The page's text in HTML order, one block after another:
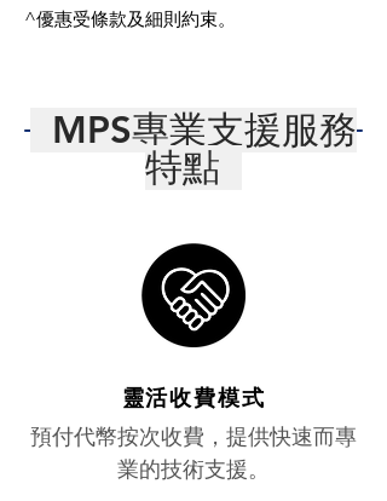
^優惠受條款及細則約束。
MPS專業​支援服務
特點
靈活收費模式
預付代幣按次收費，提供快速而專
業的技術支援。